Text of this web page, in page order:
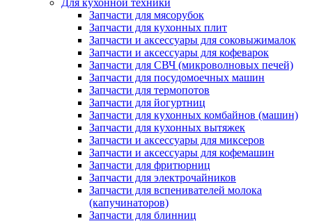
Для кухонной техники
Запчасти для мясорубок
Запчасти для кухонных плит
Запчасти и аксессуары для соковыжималок
Запчасти и аксессуары для кофеварок
Запчасти для СВЧ (микроволновых печей)
Запчасти для посудомоечных машин
Запчасти для термопотов
Запчасти для йогуртниц
Запчасти для кухонных комбайнов (машин)
Запчасти для кухонных вытяжек
Запчасти и аксессуары для миксеров
Запчасти и аксессуары для кофемашин
Запчасти для фритюрниц
Запчасти для электрочайников
Запчасти для вспенивателей молока
(капучинаторов)
Запчасти для блинниц